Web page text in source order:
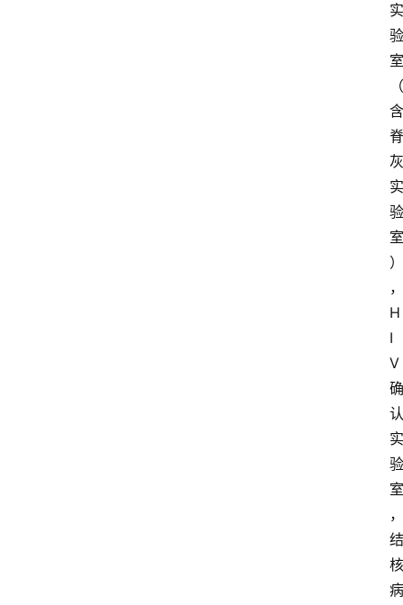
实
验
室
（
含
脊
灰
实
验
室
）
，
H
I
V
确
认
实
验
室
，
结
核
病